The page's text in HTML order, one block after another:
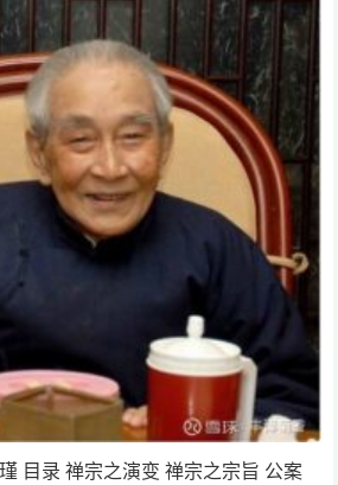
目录 禅宗之演变 禅宗之宗旨 公案